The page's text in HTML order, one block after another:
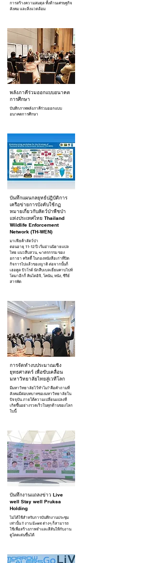
การสร้างความสมดุล ทั้งด้านเศรษฐกิจ
สังคม และสิ่งแวดล้อม
พลังภาคีร่วมออกแบบอนาคต
การศึกษา
บันทึกภาพพลังภาคีร่วมออกแบบ
อนาคตการศึกษา
บันทึกแผนกลยุทธ์ปฎิบัติการ
เครือข่ายการบังคับใช้กฏ
หมายเกี่ยวกับสัตว์ป่าพืชป่า
แห่งประเทศไทย Thailand
Wildlife Enforcement
Network (TH-WEN)
มาเฟียค้าสัตว์ป่า
ตอนอายุ 11-12 ปี เริ่มอ่านนิยายแปล
ไทย แนวสืบสวน, ฆาตรกรรม ของ
อกาธา คริสตี้ ในกองหนังสือเก่าที่ปิด
กิจการไปแล้วของญาติ ต่อจากนั้นก็
เฮอคูล ปัวโรต์ นักสืบเบลเยี่ยมคาบไปท์
โตมาอีกก็ คินไดอิจิ, โคนัน, หนัง, ซีรีย์
สารพัด
การจัดทำงบประมาณเชิง
ยุทธศาสตร์ เพื่อขับเคลื่อน
มหาวิทยาลัยไทยสู่เวทีโลก
มีมหาวิทยาลัยไว้ทำไม? คือคำถามที่
สังคมมีต่อบทบาทของมหาวิทยาลัยใน
ปัจจุบัน ภายใต้ความเปลี่ยนแปลงที่
เกิดขึ้นอย่างรวดเร็วในทุกด้านของโลก
ใบนี้
บันทึกงานแถลงข่าว Live
well Stay well Pruksa
Holding
ไม่ได้ใช้สำหรับการบันทึกงานประชุม
เท่านั้น !! งาน Event ต่างๆ ก็สามารถ
ใช้เพื่อสร้างภาพจำและสีสันให้กับงาน
ดูโดดเด่นขึ้นได้